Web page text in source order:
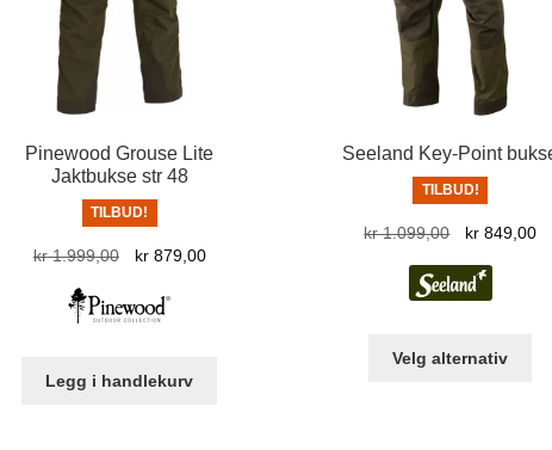
Pinewood Grouse Lite
Jaktbukse str 48
TILBUD!
kr1.999,00
Opprinnelig
var:
kr879,00Nåværende
Legg i handlekurv
Seeland Key-Point
TILBUD!
kr1.099,00
Opprinnelig
var:
kr 849,00
Velg alternativ